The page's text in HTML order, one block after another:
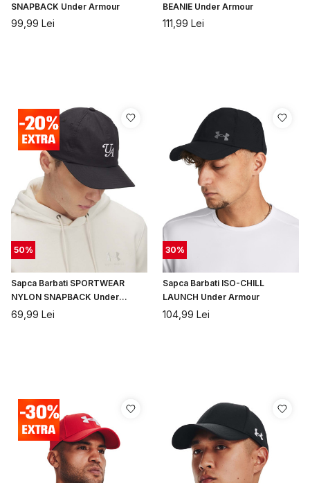
SNAPBACK Under Armour
99,99 Lei
BEANIE Under Armour
111,99 Lei
50%
Sapca Barbati SPORTWEAR
NYLON SNAPBACK Under
Armour
69,99 Lei
30%
Sapca Barbati ISO-CHILL
LAUNCH Under Armour
104,99 Lei